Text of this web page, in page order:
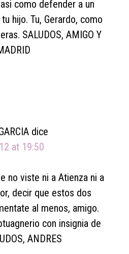
como defender a un
hijo. Tu, Gerardo, como
SALUDOS, AMIGO Y
dice
at 19:50
no viste ni a Atienza ni a
decir que estos dos
al menos, amigo.
con insignia de
ANDRES